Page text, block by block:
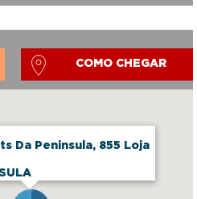
Da Peninsula, 855 Loja
COMO CHEGAR